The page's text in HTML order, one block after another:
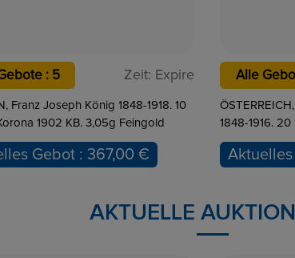
: 3 Zeit: Expire
Kaiserreich. Franz Joseph I.
20 Franken/8 Florin 1876. 5,81g
Gebot : 695,00 €
Alle
Monarchie
- Lunar II". 1/
AKTUELLE